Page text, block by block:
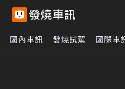
國內車訊 發燒試駕 國際車